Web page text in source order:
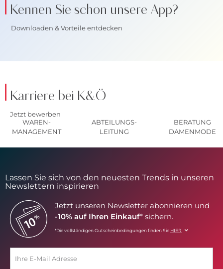
Kennen Sie schon unsere App?
Downloaden & Vorteile entdecken
Karriere bei K&Ö
Jetzt bewerben
WAREN-
MANAGEMENT
ABTEILUNGS-
LEITUNG
BERATUNG
DAMENMODE
Lassen Sie sich von den neuesten Trends in unseren
Newslettern inspirieren
Jetzt unseren Newsletter abonnieren und
-10% auf Ihren Einkauf* sichern.
*Die vollständigen Gutscheinbedingungen finden Sie HIER